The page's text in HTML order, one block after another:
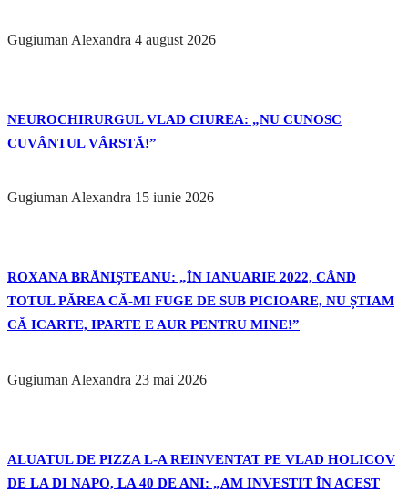
Gugiuman Alexandra 4 august 2026
NEUROCHIRURGUL VLAD CIUREA: „NU CUNOSC
CUVÂNTUL VÂRSTĂ!”
Gugiuman Alexandra 15 iunie 2026
ROXANA BRĂNIȘTEANU: „ÎN IANUARIE 2022, CÂND
TOTUL PĂREA CĂ-MI FUGE DE SUB PICIOARE, NU ȘTIAM
CĂ ICARTE, IPARTE E AUR PENTRU MINE!”
Gugiuman Alexandra 23 mai 2026
ALUATUL DE PIZZA L-A REINVENTAT PE VLAD HOLICOV
DE LA DI NAPO, LA 40 DE ANI: „AM INVESTIT ÎN ACEST